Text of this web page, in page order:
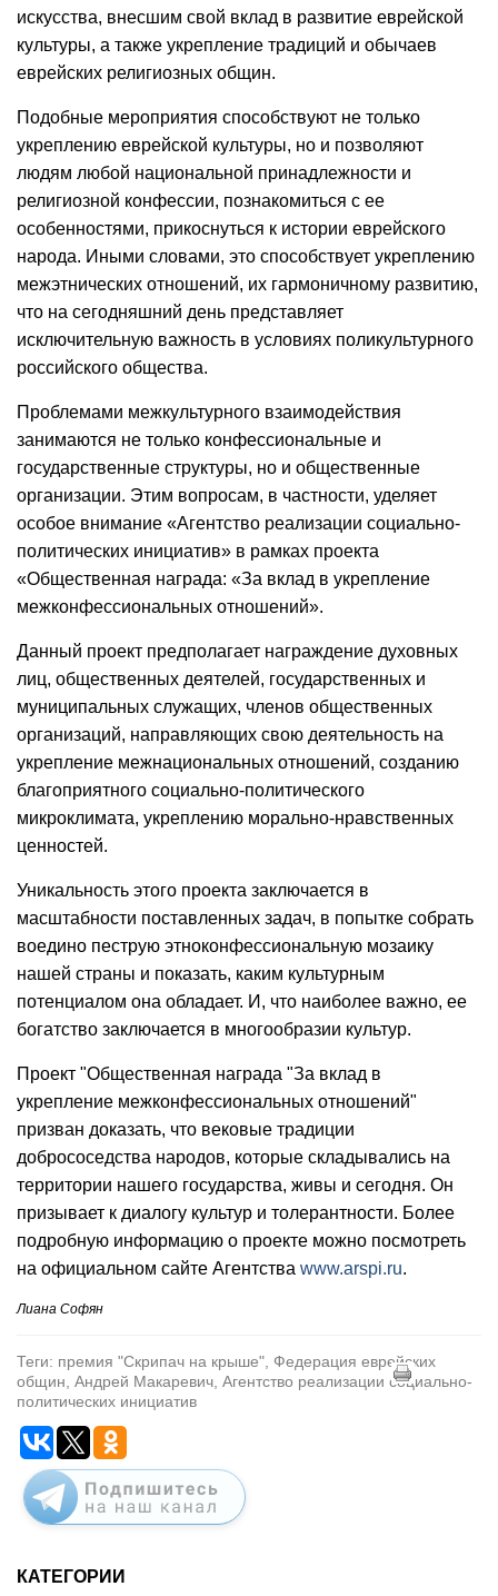
искусства, внесшим свой вклад в развитие еврейской
культуры, а также укрепление традиций и обычаев
еврейских религиозных общин.
Подобные мероприятия способствуют не только
укреплению еврейской культуры, но и позволяют
людям любой национальной принадлежности и
религиозной конфессии, познакомиться с ее
особенностями, прикоснуться к истории еврейского
народа. Иными словами, это способствует укреплению
межэтнических отношений, их гармоничному развитию,
что на сегодняшний день представляет
исключительную важность в условиях поликультурного
российского общества.
Проблемами межкультурного взаимодействия
занимаются не только конфессиональные и
государственные структуры, но и общественные
организации. Этим вопросам, в частности, уделяет
особое внимание «Агентство реализации социально-
политических инициатив» в рамках проекта
«Общественная награда: «За вклад в укрепление
межконфессиональных отношений».
Данный проект предполагает награждение духовных
лиц, общественных деятелей, государственных и
муниципальных служащих, членов общественных
организаций, направляющих свою деятельность на
укрепление межнациональных отношений, созданию
благоприятного социально-политического
микроклимата, укреплению морально-нравственных
ценностей.
Уникальность этого проекта заключается в
масштабности поставленных задач, в попытке собрать
воедино пеструю этноконфессиональную мозаику
нашей страны и показать, каким культурным
потенциалом она обладает. И, что наиболее важно, ее
богатство заключается в многообразии культур.
Проект "Общественная награда "За вклад в
укрепление межконфессиональных отношений"
призван доказать, что вековые традиции
добрососедства народов, которые складывались на
территории нашего государства, живы и сегодня. Он
призывает к диалогу культур и толерантности. Более
подробную информацию о проекте можно посмотреть
на официальном сайте Агентства www.arspi.ru.
Лиана Софян
Теги: премия "Скрипач на крыше", Федерация еврейских
общин, Андрей Макаревич, Агентство реализации социально-
политических инициатив
КАТЕГОРИИ